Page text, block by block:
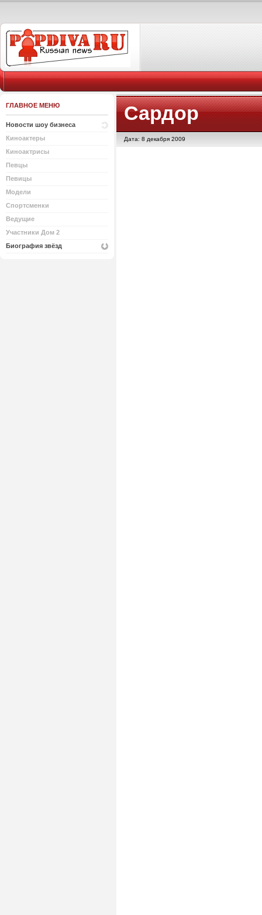
ГЛАВНОЕ МЕНЮ
Новости шоу бизнеса
Киноактеры
Киноактрисы
Певцы
Певицы
Модели
Спортсменки
Ведущие
Участники Дом 2
Биография звёзд
Сардор
Дата: 8 декабря 2009